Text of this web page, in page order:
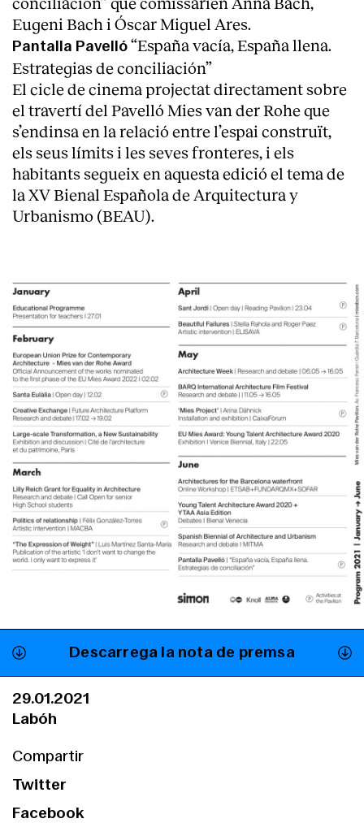
Eugeni Bach i Óscar Miguel Ares.
Pantalla Pavelló “España vacía, España llena.
Estrategias de conciliación”
El cicle de cinema projectat directament sobre
el travertí del Pavelló Mies van der Rohe que
s’endinsa en la relació entre l’espai construït,
els seus límits i les seves fronteres, i els
habitants segueix en aquesta edició el tema de
la XV Bienal Española de Arquitectura y
Urbanismo (BEAU).
Descarrega la nota de premsa
29.01.2021
Labóh
Compartir
Twitter
Facebook